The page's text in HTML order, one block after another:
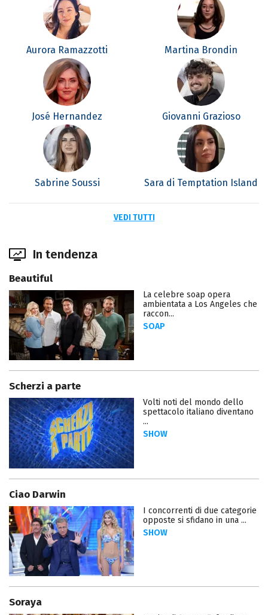
Aurora Ramazzotti Martina Brondin
José Hernandez Giovanni Grazioso
Sabrine Soussi Sara di Temptation Island
VEDI TUTTI
In tendenza
Beautiful
La celebre soap opera
ambientata a Los Angeles che
raccon...
SOAP
Scherzi a parte
Volti noti del mondo dello
spettacolo italiano diventano
...
SHOW
Ciao Darwin
I concorrenti di due categorie
opposte si sfidano in una ...
SHOW
Soraya